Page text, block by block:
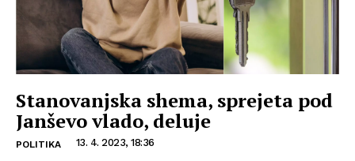
Stanovanjska shema, sprejeta pod
Janševo vlado, deluje
POLITIKA 13. 4. 2023, 18:36